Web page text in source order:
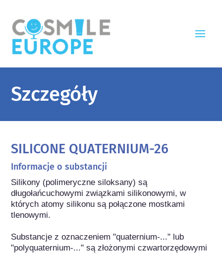
Szczegóły
SILICONE QUATERNIUM-26
Informacje o substancji
Silikony (polimeryczne siloksany) są
długołańcuchowymi związkami silikonowymi, w
których atomy silikonu są połączone mostkami
tlenowymi.
Substancje z oznaczeniem "quaternium-..." lub
"polyquaternium-..." są złożonymi czwartorzędowymi